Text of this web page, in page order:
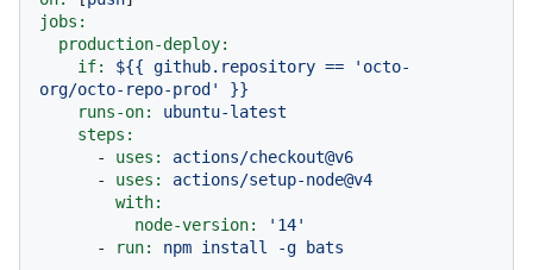
jobs:
production-deploy:
if:
${{ github.repository ==
'octo-
org/octo-repo-prod'
}}
runs-on:
ubuntu-latest
steps:
-
uses:
actions/checkout@v6
-
uses:
actions/setup-node@v4
with:
node-version:
'14'
-
run: npm install -g bats